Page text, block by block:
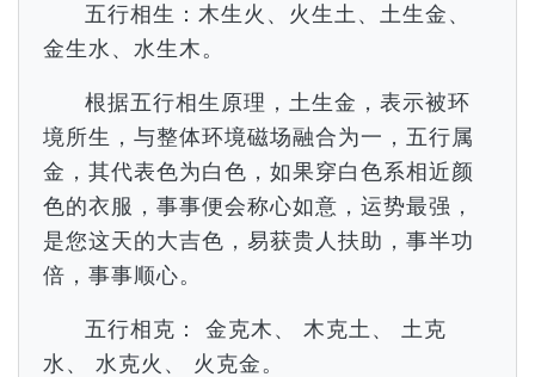
五行相生：木生火、火生土、土生金、
金生水、水生木。
根据五行相生原理，土生金，表示被环
境所生，与整体环境磁场融合为一，五行属
金，其代表色为白色，如果穿白色系相近颜
色的衣服，事事便会称心如意，运势最强，
是您这天的大吉色，易获贵人扶助，事半功
倍，事事顺心。
五行相克： 金克木、 木克土、 土克
水、 水克火、 火克金。